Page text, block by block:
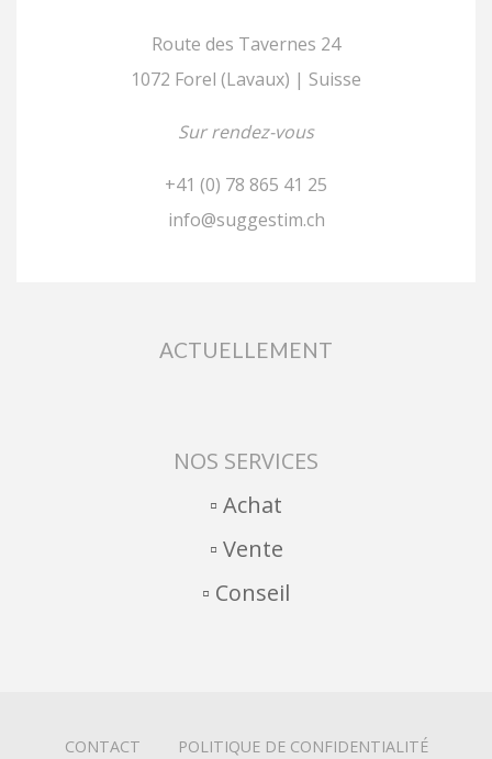
Route des Tavernes 24
1072 Forel (Lavaux) | Suisse
Sur rendez-vous
+41 (0) 78 865 41 25
info@suggestim.ch
ACTUELLEMENT
NOS SERVICES
▫︎ Achat
▫︎ Vente
▫︎ Conseil
CONTACT POLITIQUE DE CONFIDENTIALITÉ